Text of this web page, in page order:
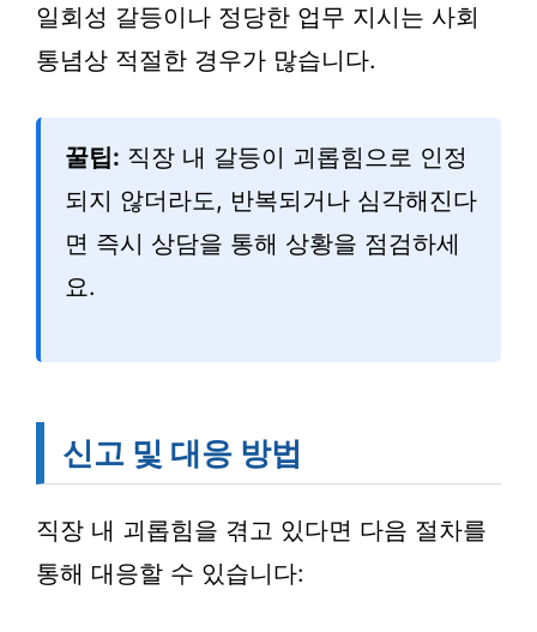
일회성 갈등이나 정당한 업무 지시는 사회
통념상 적절한 경우가 많습니다.
꿀팁: 직장 내 갈등이 괴롭힘으로 인정
되지 않더라도, 반복되거나 심각해진다
면 즉시 상담을 통해 상황을 점검하세
요.
신고 및 대응 방법
직장 내 괴롭힘을 겪고 있다면 다음 절차를
통해 대응할 수 있습니다: